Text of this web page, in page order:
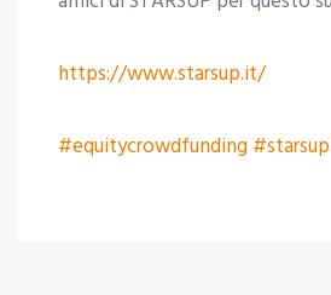
https://www.starsup.it/
#equitycrowdfunding #starsup